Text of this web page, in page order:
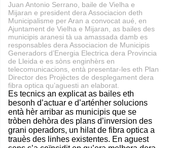
Juan Antonio Serrano, baile de Vielha e
Mijaran e president dera Associacion deth
Municipalisme per Aran a convocat aué, en
Ajuntament de Vielha e Mijaran, as bailes des
municipis aranesi tà ua amassada damb es
responsables dera Associacion de Municipis
Generadors d’Energia Electrica dera Provincia
de Lleida e es sòns enginhèrs en
telecomunicacions, entà presentar-les eth Plan
Director des Projèctes de desplegament dera
fibra optica qu’aguesti an elaborat.
Es tecnics an explicat as bailes eth
besonh d’actuar e d’arténher solucions
entà hèr arribar as municipis que se
tròben dehòra des plans d’inversion des
grani operadors, un hilat de fibra optica a
trauès des linhes existentes. En aguest